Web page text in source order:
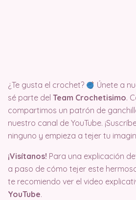
¿Te gusta el crochet?
Únete a
sé parte del Team Crochetisimo.
compartimos un patrón de
nuestro canal de YouTube.
ninguno y empieza a tejer tu
¡Visítanos! Para una explicación
a paso de cómo tejer este
te recomiendo ver el video
YouTube.